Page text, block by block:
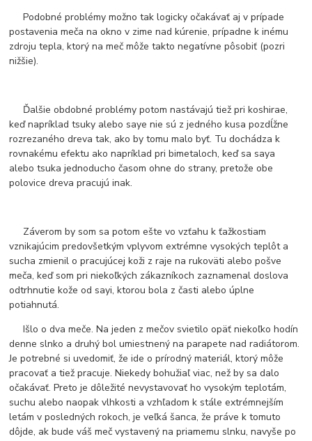
Podobné problémy možno tak logicky očakávať aj v prípade
postavenia meča na okno v zime nad kúrenie, prípadne k inému
zdroju tepla, ktorý na meč môže takto negatívne pôsobiť (pozri
nižšie).
Ďalšie obdobné problémy potom nastávajú tiež pri koshirae,
keď napríklad tsuky alebo saye nie sú z jedného kusa pozdĺžne
rozrezaného dreva tak, ako by tomu malo byť. Tu dochádza k
rovnakému efektu ako napríklad pri bimetaloch, keď sa saya
alebo tsuka jednoducho časom ohne do strany, pretože obe
polovice dreva pracujú inak.
Záverom by som sa potom ešte vo vzťahu k ťažkostiam
vznikajúcim predovšetkým vplyvom extrémne vysokých teplôt a
sucha zmienil o pracujúcej koži z raje na rukoväti alebo pošve
meča, keď som pri niekoľkých zákazníkoch zaznamenal doslova
odtrhnutie kože od sayi, ktorou bola z časti alebo úplne
potiahnutá.
Išlo o dva meče. Na jeden z mečov svietilo opäť niekoľko hodín
denne slnko a druhý bol umiestnený na parapete nad radiátorom.
Je potrebné si uvedomiť, že ide o prírodný materiál, ktorý môže
pracovať a tiež pracuje. Niekedy bohužiaľ viac, než by sa dalo
očakávať. Preto je dôležité nevystavovať ho vysokým teplotám,
suchu alebo naopak vlhkosti a vzhľadom k stále extrémnejším
letám v posledných rokoch, je veľká šanca, že práve k tomuto
dôjde, ak bude váš meč vystavený na priamemu slnku, navyše po